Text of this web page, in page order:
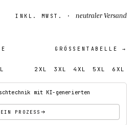
INKL. MWST. · neutraler Versand
GRÖSSENTABELLE →
L 2XL 3XL 4XL 5XL 6XL
mit KI-generierten
PROZESS